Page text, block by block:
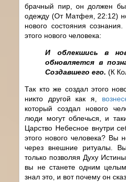
брачный пир, он должен
одежду (От Матфея, 22:12)
нового состояния
этого нового человека:
И облекшись в
обновляется в
Создавшего его.(К
Так кто же создал этого
никто другой как я,
который создал нового
люди могут облечься, и
Царство Небесное внутри
этого нового человека? Вы
через внешние ритуалы.
только позволяя Духу
вы не станете одним
знал это, и вот почему он